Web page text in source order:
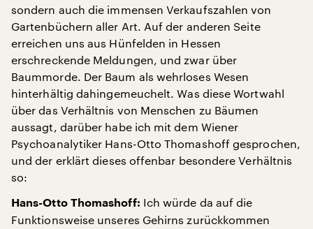
sondern auch die immensen Verkaufszahlen von
Gartenbüchern aller Art. Auf der anderen Seite
erreichen uns aus Hünfelden in Hessen
erschreckende Meldungen, und zwar über
Baummorde. Der Baum als wehrloses Wesen
hinterhältig dahingemeuchelt. Was diese Wortwahl
über das Verhältnis von Menschen zu Bäumen
aussagt, darüber habe ich mit dem Wiener
Psychoanalytiker Hans-Otto Thomashoff gesprochen,
und der erklärt dieses offenbar besondere Verhältnis
so:
Hans-Otto Thomashoff: Ich würde da auf die
Funktionsweise unseres Gehirns zurückkommen